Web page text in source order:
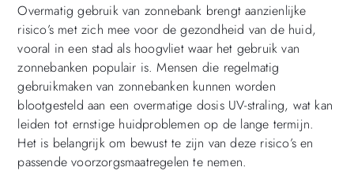
Overmatig gebruik van zonnebank brengt aanzienlijke
risico’s met zich mee voor de gezondheid van de huid,
vooral in een stad als hoogvliet waar het gebruik van
zonnebanken populair is. Mensen die regelmatig
gebruikmaken van zonnebanken kunnen worden
blootgesteld aan een overmatige dosis UV-straling, wat kan
leiden tot ernstige huidproblemen op de lange termijn.
Het is belangrijk om bewust te zijn van deze risico’s en
passende voorzorgsmaatregelen te nemen.